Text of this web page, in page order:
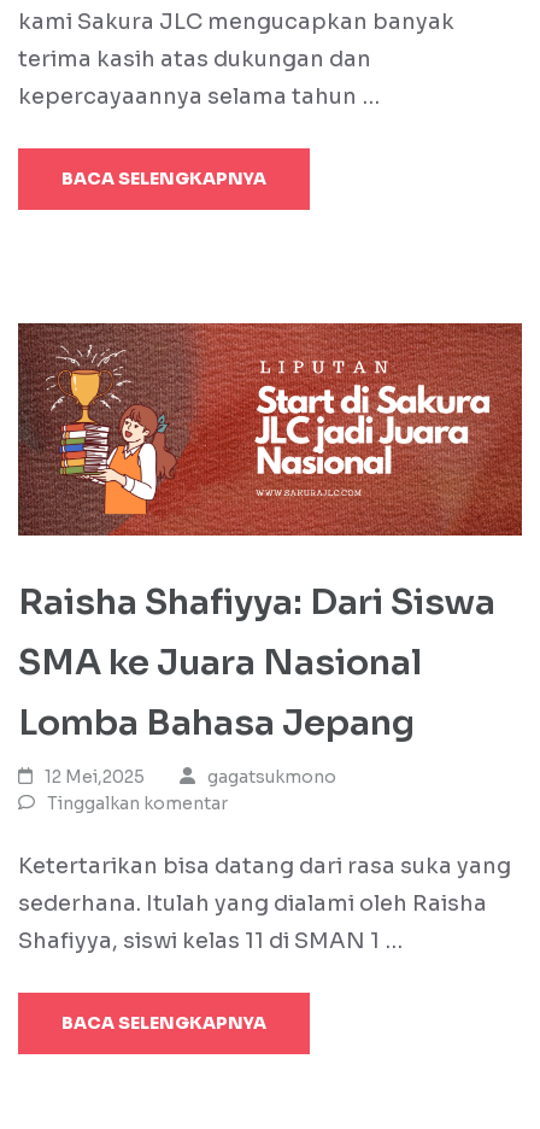
kami Sakura JLC mengucapkan banyak
terima kasih atas dukungan dan
kepercayaannya selama tahun …
BACA SELENGKAPNYA
Raisha Shafiyya: Dari Siswa
SMA ke Juara Nasional
Lomba Bahasa Jepang
12 Mei,2025
gagatsukmono
Tinggalkan komentar
Ketertarikan bisa datang dari rasa suka yang
sederhana. Itulah yang dialami oleh Raisha
Shafiyya, siswi kelas 11 di SMAN 1 …
BACA SELENGKAPNYA